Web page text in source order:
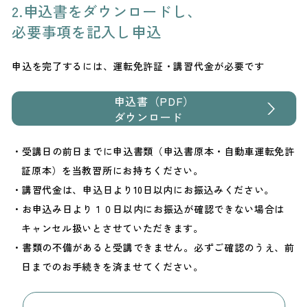
2.申込書をダウンロードし、
必要事項を記入し申込
申込を完了するには、運転免許証・講習代金が必要です
申込書（PDF）
ダウンロード
受講日の前日までに申込書類（申込書原本・自動車運転免許
証原本）を当教習所にお持ちください。
講習代金は、申込日より10日以内にお振込みください。
お申込み日より１０日以内にお振込が確認できない場合は
キャンセル扱いとさせていただきます。
書類の不備があると受講できません。必ずご確認のうえ、前
日までのお手続きを済ませてください。